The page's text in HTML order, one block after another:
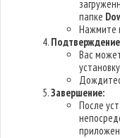
папке
Нажмите
Вас
Завершение:
После